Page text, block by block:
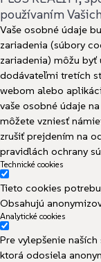
používaním
Vaše osobné údaje
zariadenia (súbory
zariadenia) môžu byť
dodávateľmi tretích
webom alebo
vaše osobné údaje
môžete vzniesť
zrušiť prejdením na
pravidlách ochrany
Technické cookies
Tieto cookies
Obsahujú
Analytické cookies
Pre vylepšenie
ktorá odosiela